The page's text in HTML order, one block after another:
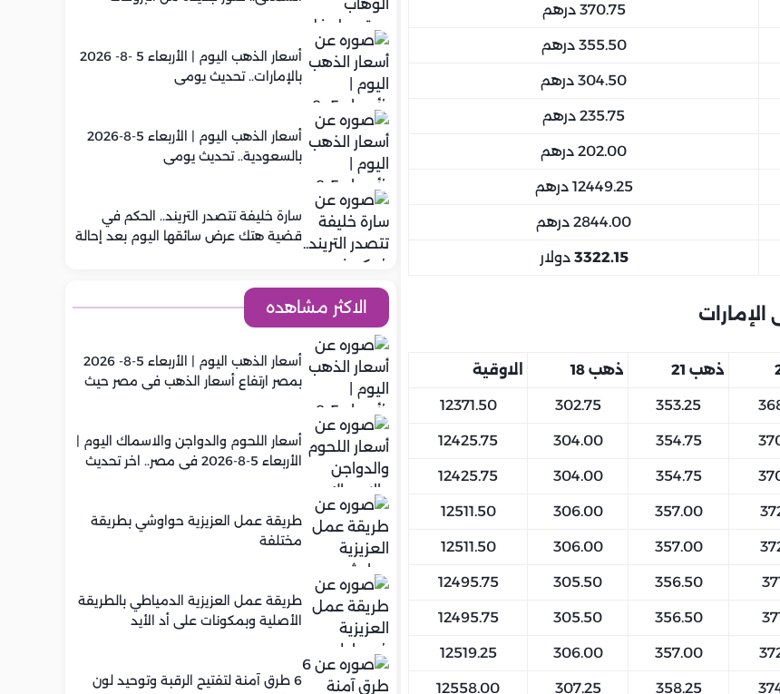
370.75 درهم
355.50 درهم
304.50 درهم
235.75 درهم
202.00 درهم
12449.25 درهم
2844.00 درهم
3322.15 دولار
ذهب 21 ذهب 18 الاوقية
353.25
302.75
12371.50
354.75
304.00
12425.75
354.75
304.00
12425.75
357.00
306.00
12511.50
357.00
306.00
12511.50
356.50
305.50
12495.75
356.50
305.50
12495.75
357.00
306.00
12519.25
358.25
307.25
12558.00
أسعار الذهب اليوم | الأربعاء 5 -8- 2026
بالإمارات.. تحديث يومي
أسعار الذهب اليوم | الأربعاء 5-8-2026
بالسعودية.. تحديث يومي
سارة خليفة تتصدر التريند.. الحكم في
قضية هتك عرض سائقها اليوم بعد إحالة
الاكثر مشاهده
أسعار الذهب اليوم | الأربعاء 5-8- 2026
بمصر ارتفاع أسعار الذهب في مصر حيث
أسعار اللحوم والدواجن والاسماك اليوم |
الأربعاء 5-8-2026 في مصر.. اخر تحديث
طريقة عمل العزيزية حواوشي بطريقة
مختلفة
طريقة عمل العزيزية الدمياطي بالطريقة
الأصلية وبمكونات على أد الأيد
6 طرق آمنة لتفتيح الرقبة وتوحيد لون